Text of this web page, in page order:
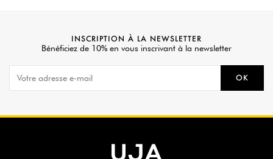
INSCRIPTION À LA NEWSLETTER
Bénéficiez de 10% en vous inscrivant à la newsletter
OK